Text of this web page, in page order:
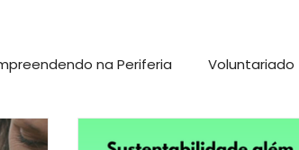
na Periferia Voluntariado
Palestras Metodologia